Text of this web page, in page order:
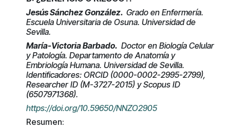
Jesús Sánchez González. Grado en Enfermería.
Escuela Universitaria de Osuna. Universidad de
Sevilla.
María-Victoria Barbado. Doctor en Biología Celular
y Patología. Departamento de Anatomía y
Embriología Humana. Universidad de Sevilla.
Identificadores: ORCID (0000-0002-2995-2799),
Researcher ID (M-3727-2015) y Scopus ID
(6507971368).
https://doi.org/10.59650/NNZO2905
Resumen: